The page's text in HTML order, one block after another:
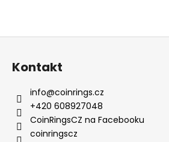
Kontakt
info@coinrings.cz
+420 608927048
CoinRingsCZ na Facebooku
coinringscz